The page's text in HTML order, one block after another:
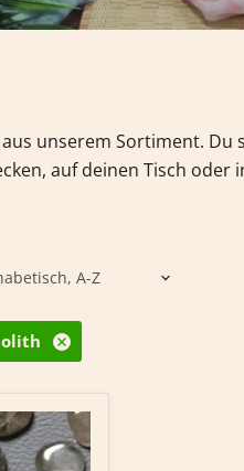
unserem Sortiment. Du
auf deinen Tisch oder